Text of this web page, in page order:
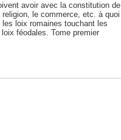
avoir avec la constitution de
le commerce, etc. à quoi
loix romaines touchant les
féodales. Tome premier